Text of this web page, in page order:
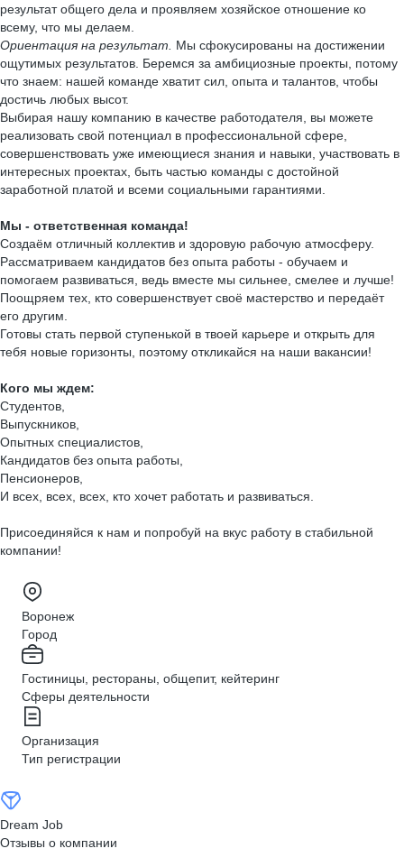
результат общего дела и проявляем хозяйское отношение ко
всему, что мы делаем.
Ориентация на результат. Мы сфокусированы на достижении
ощутимых результатов. Беремся за амбициозные проекты, потому
что знаем: нашей команде хватит сил, опыта и талантов, чтобы
достичь любых высот.
Выбирая нашу компанию в качестве работодателя, вы можете
реализовать свой потенциал в профессиональной сфере,
совершенствовать уже имеющиеся знания и навыки, участвовать в
интересных проектах, быть частью команды с достойной
заработной платой и всеми социальными гарантиями.
Мы - ответственная команда!
Создаём отличный коллектив и здоровую рабочую атмосферу.
Рассматриваем кандидатов без опыта работы - обучаем и
помогаем развиваться, ведь вместе мы сильнее, смелее и лучше!
Поощряем тех, кто совершенствует своё мастерство и передаёт
его другим.
Готовы стать первой ступенькой в твоей карьере и открыть для
тебя новые горизонты, поэтому откликайся на наши вакансии!
Кого мы ждем:
Студентов,
Выпускников,
Опытных специалистов,
Кандидатов без опыта работы,
Пенсионеров,
И всех, всех, всех, кто хочет работать и развиваться.
Присоединяйся к нам и попробуй на вкус работу в стабильной
компании!
Воронеж
Город
Гостиницы, рестораны, общепит, кейтеринг
Сферы деятельности
Организация
Тип регистрации
Dream Job
Отзывы о компании